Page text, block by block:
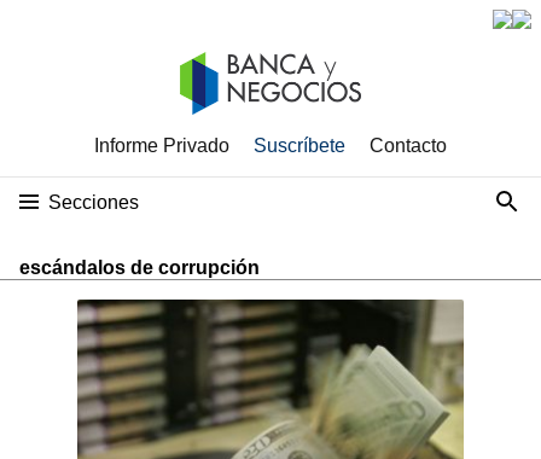
Informe Privado Suscríbete Contacto
Secciones
escándalos de corrupción